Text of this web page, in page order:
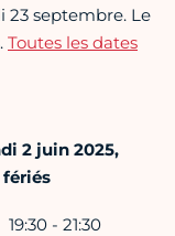
23 septembre. Le
Toutes les dates
2 juin 2025,
fériés
19:30 - 21:30